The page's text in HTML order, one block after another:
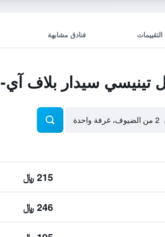
التقييمات فنادق مشابهة
سيدار بلاف آي-40
2 من الضيوف، غرفة واحدة
215 ﷼
246 ﷼